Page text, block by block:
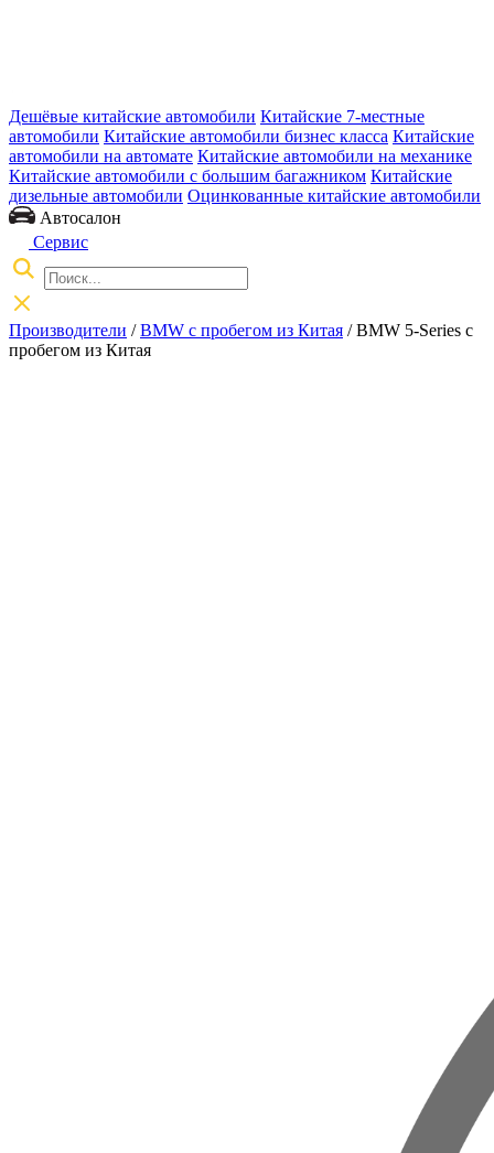
Дешёвые китайские автомобили Китайские 7-местные
автомобили Китайские автомобили бизнес класса Китайские
автомобили на автомате Китайские автомобили на механике
Китайские автомобили с большим багажником Китайские
дизельные автомобили Оцинкованные китайские автомобили
Автосалон
Сервис
Производители / BMW с пробегом из Китая / BMW 5-Series с
пробегом из Китая